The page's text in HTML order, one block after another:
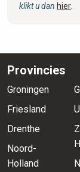
klikt u dan hier
Provincies
Groningen
Friesland
Drenthe
Noord-
Holland